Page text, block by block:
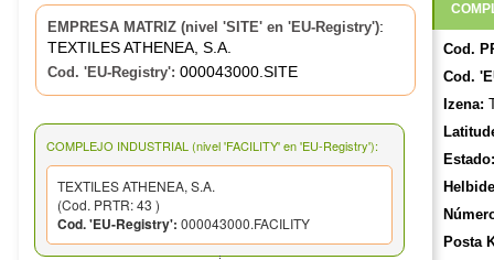
EMPRESA MATRIZ (nivel 'SITE' en 'EU-Registry'):
TEXTILES ATHENEA, S.A.
Cod. 'EU-Registry': 000043000.SITE
COMPLEJO INDUSTRIAL (nivel 'FACILITY' en 'EU-Registry'):
TEXTILES ATHENEA, S.A.
(Cod. PRTR: 43 )
Cod. 'EU-Registry': 000043000.FACILITY
Cod.
Cod.
Izena:
Estado:
Posta